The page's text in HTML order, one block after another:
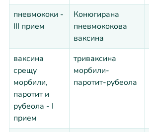
пневмококи -
III прием
Конюгирана
пневмококова
ваксина
ваксина
срещу
морбили,
паротит и
рубеола - I
прием
триваксина
морбили-
паротит-рубеола